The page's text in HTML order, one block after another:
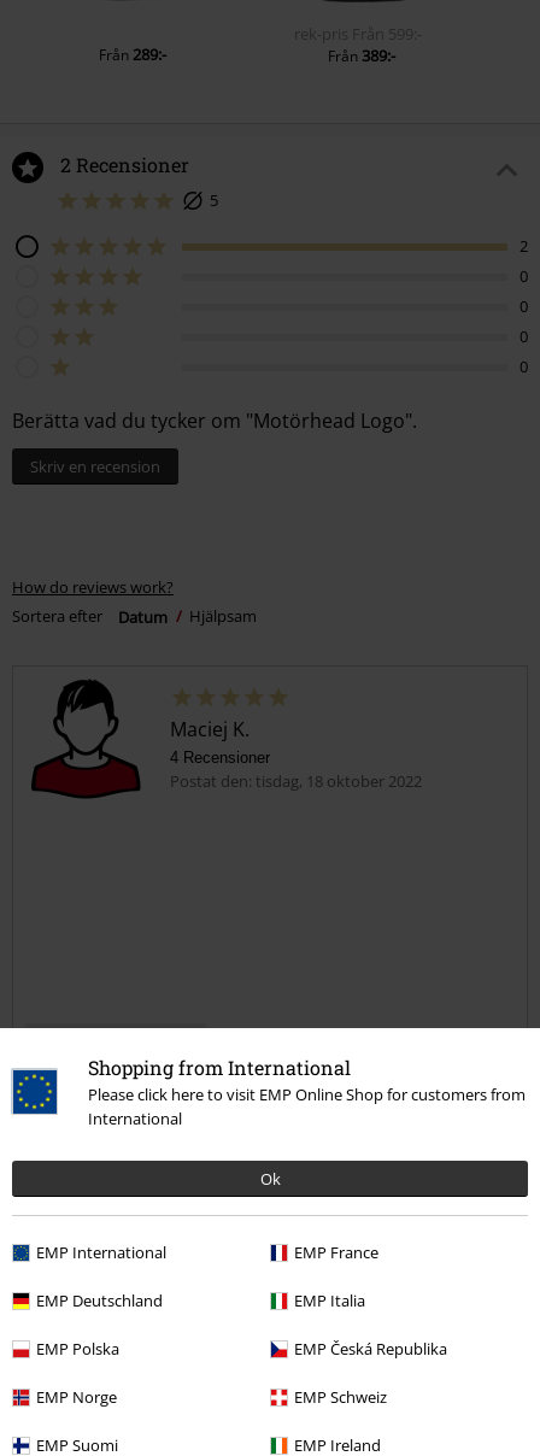
Shopping from International
Please click here to visit EMP Online Shop for customers from
International
Ok
EMP International EMP France
EMP Deutschland EMP Italia
EMP Polska EMP Česká Republika
EMP Norge EMP Schweiz
EMP Suomi EMP Ireland
Från 289:-
rek-pris Från 599:-
Från389:-
2 Recensioner
5
2
0
0
0
0
Berätta vad du tycker om "Motörhead Logo".
Skriv en recension
How do reviews work?
Sortera efter
Datum Hjälpsam
Maciej K.
4 Recensioner
Postat den: tisdag, 18 oktober 2022
Verifierad recension
Hade du någon nytta av den här recensionen?
Kommentar
Postat den: söndag, 11 juni 2017
Så fin att nån stal den
Denna pin skulle bli pricken över i:et på min Lemmy-hatt. Hade